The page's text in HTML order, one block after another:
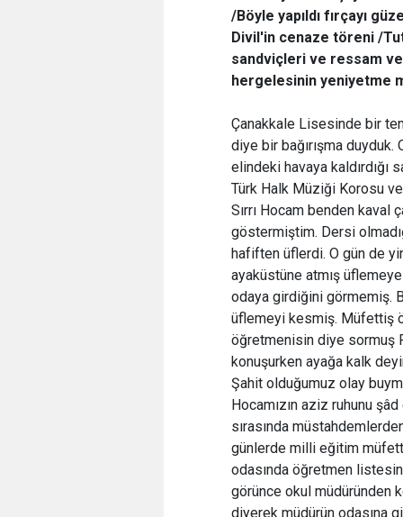
/Böyle yapıldı fırçayı
Divil'in cenaze töreni /
sandviçleri ve ressam
hergelesinin yeniyetme
Çanakkale Lisesinde bir
diye bir bağırışma
elindeki havaya kaldırdığı
Türk Halk Müziği Korosu
Sırrı Hocam benden
göstermiştim. Dersi
hafiften üflerdi. O gün de
ayaküstüne atmış
odaya girdiğini görmemiş.
üflemeyi kesmiş. Müfettiş
öğretmenisin diye sormuş
konuşurken ayağa kalk
Şahit olduğumuz olay
Hocamızın aziz ruhunu
sırasında
günlerde milli eğitim
odasında öğretmen
görünce okul müdüründen
diyerek müdürün odasına